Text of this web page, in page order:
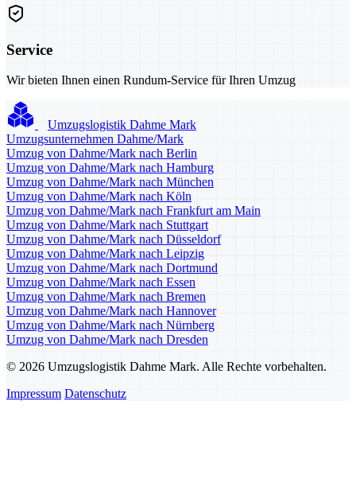
Service
Wir bieten Ihnen einen Rundum-Service für Ihren Umzug
Umzugslogistik Dahme Mark
Umzugsunternehmen Dahme/Mark
Umzug von Dahme/Mark nach Berlin
Umzug von Dahme/Mark nach Hamburg
Umzug von Dahme/Mark nach München
Umzug von Dahme/Mark nach Köln
Umzug von Dahme/Mark nach Frankfurt am Main
Umzug von Dahme/Mark nach Stuttgart
Umzug von Dahme/Mark nach Düsseldorf
Umzug von Dahme/Mark nach Leipzig
Umzug von Dahme/Mark nach Dortmund
Umzug von Dahme/Mark nach Essen
Umzug von Dahme/Mark nach Bremen
Umzug von Dahme/Mark nach Hannover
Umzug von Dahme/Mark nach Nürnberg
Umzug von Dahme/Mark nach Dresden
© 2026 Umzugslogistik Dahme Mark. Alle Rechte vorbehalten.
Impressum Datenschutz